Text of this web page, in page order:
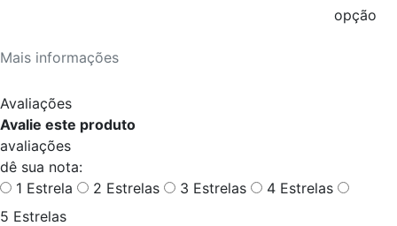
Mais informações
opção
Avaliações
Avalie este produto
avaliações
dê sua nota:
1 Estrela
2 Estrelas 3 Estrelas
4 Estrelas
5 Estrelas